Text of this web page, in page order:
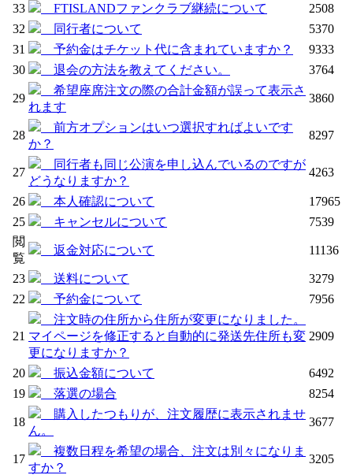
33
FTISLANDファンクラブ継続について
2508
32
同行者について
5370
31
予約金はチケット代に含まれていますか？
9333
30
退会の方法を教えてください。 3764
29
希望座席注文の際の合計金額が誤って表示さ
れます
3860
28
前方オプションはいつ選択すればよいです
か？
8297
27
同行者も同じ公演を申し込んでいるのですが
どうなりますか？
4263
26 本人確認について
17965
25
キャンセルについて
7539
閲
覧
返金対応について 11136
23 送料について
3279
22
予約金について 7956
21
注文時の住所から住所が変更になりました。
マイページを修正すると自動的に発送先住所も変
更になりますか？
2909
20 振込金額について
6492
19
落選の場合 8254
18
購入したつもりが、注文履歴に表示されませ
ん。
3677
17
複数日程を希望の場合、注文は別々になりま
すか？
3205